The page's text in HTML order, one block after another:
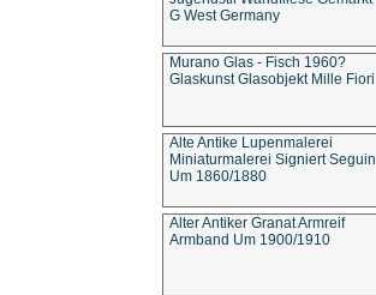
G West Germany
Murano Glas - Fisch 1960?
Glaskunst Glasobjekt Mille Fiori
Alte Antike Lupenmalerei
Miniaturmalerei Signiert Seguin
Um 1860/1880
Alter Antiker Granat Armreif
Armband Um 1900/1910